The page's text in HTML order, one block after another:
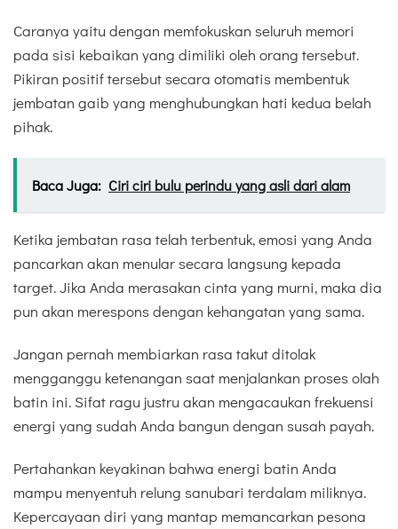
Caranya yaitu dengan memfokuskan seluruh memori
pada sisi kebaikan yang dimiliki oleh orang tersebut.
Pikiran positif tersebut secara otomatis membentuk
jembatan gaib yang menghubungkan hati kedua belah
pihak.
Baca Juga: Ciri ciri bulu perindu yang asli dari alam
Ketika jembatan rasa telah terbentuk, emosi yang Anda
pancarkan akan menular secara langsung kepada
target. Jika Anda merasakan cinta yang murni, maka dia
pun akan merespons dengan kehangatan yang sama.
Jangan pernah membiarkan rasa takut ditolak
mengganggu ketenangan saat menjalankan proses olah
batin ini. Sifat ragu justru akan mengacaukan frekuensi
energi yang sudah Anda bangun dengan susah payah.
Pertahankan keyakinan bahwa energi batin Anda
mampu menyentuh relung sanubari terdalam miliknya.
Kepercayaan diri yang mantap memancarkan pesona